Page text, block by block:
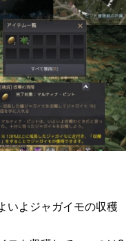
いよジャガイモの収穫